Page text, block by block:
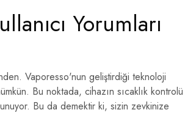
Yorumları
Vaporesso'nun geliştirdiği teknoloji
Bu noktada, cihazın sıcaklık kontrolü
Bu da demektir ki, sizin zevkinize